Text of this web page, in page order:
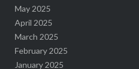
May 2025
April 2025
March 2025
February 2025
January 2025